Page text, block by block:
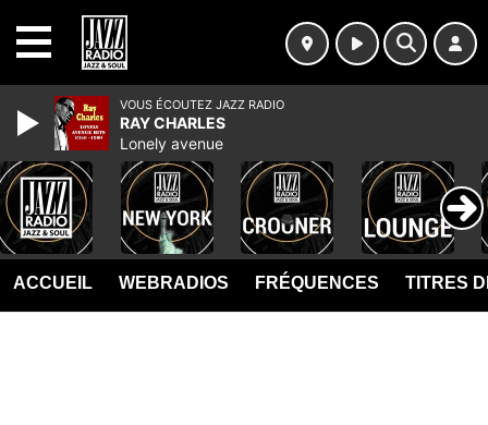
ACCUEIL WEBRADIOS FRÉQUENCES TITRES
VOUS ÉCOUTEZ JAZZ RADIO
RAY CHARLES
Lonely avenue